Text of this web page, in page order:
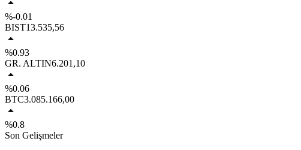
%-0.01
BIST13.535,56
%0.93
GR. ALTIN6.201,10
%0.06
BTC3.085.166,00
%0.8
Son Gelişmeler